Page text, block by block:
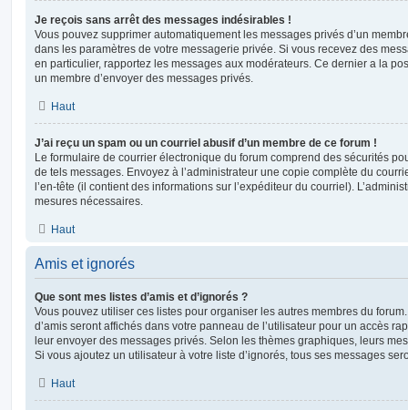
Je reçois sans arrêt des messages indésirables !
Vous pouvez supprimer automatiquement les messages privés d’un
dans les paramètres de votre messagerie privée. Si vous recevez des
en particulier, rapportez les messages aux modérateurs. Ce dernier a la
un membre d’envoyer des messages privés.
Haut
J’ai reçu un spam ou un courriel abusif d’un membre de ce forum !
Le formulaire de courrier électronique du forum comprend des sécurités
de tels messages. Envoyez à l’administrateur une copie complète du
l’en-tête (il contient des informations sur l’expéditeur du courriel).
mesures nécessaires.
Haut
Amis et ignorés
Que sont mes listes d’amis et d’ignorés ?
Vous pouvez utiliser ces listes pour organiser les autres membres du
d’amis seront affichés dans votre panneau de l’utilisateur pour un accès
leur envoyer des messages privés. Selon les thèmes graphiques, leurs
Si vous ajoutez un utilisateur à votre liste d’ignorés, tous ses messages
Haut